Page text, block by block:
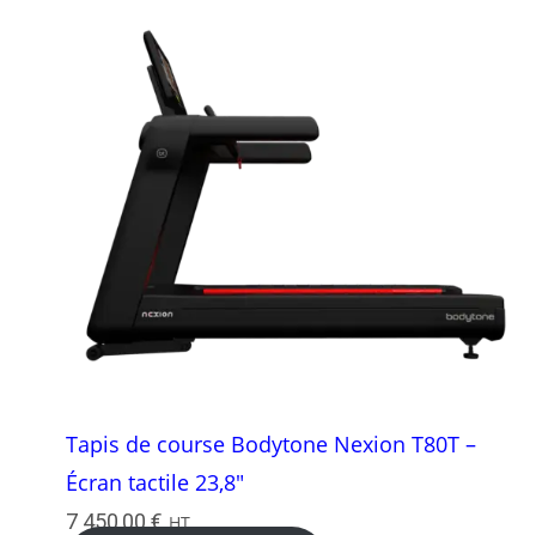
Tapis de course Bodytone Nexion T80T –
Écran tactile 23,8″
7 450,00€ HT